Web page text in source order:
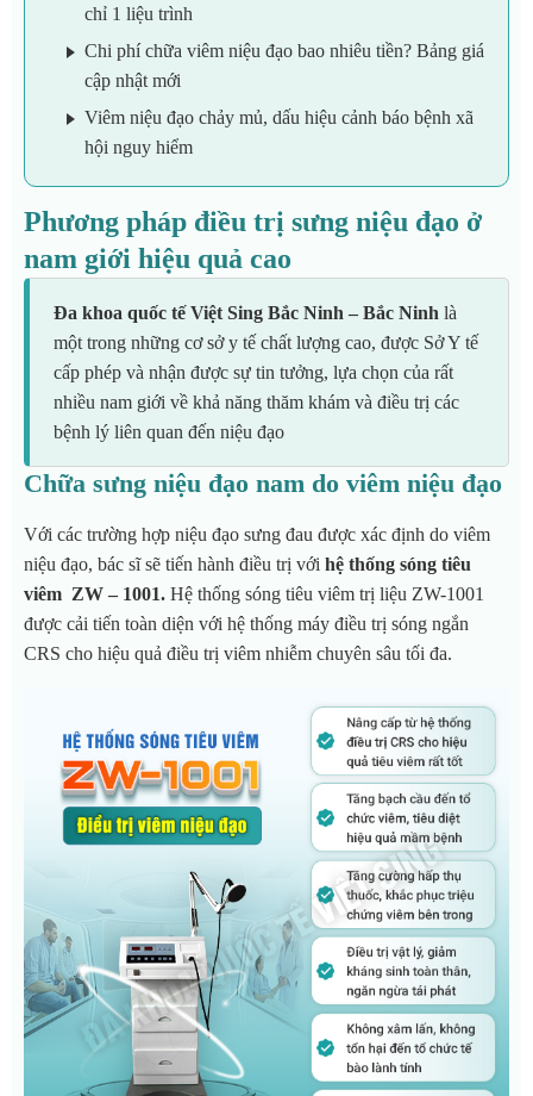
chỉ 1 liệu trình
Chi phí chữa viêm niệu đạo bao nhiêu tiền? Bảng giá
cập nhật mới
Viêm niệu đạo chảy mủ, dấu hiệu cảnh báo bệnh xã
hội nguy hiểm
Phương pháp điều trị sưng niệu đạo ở
nam giới hiệu quả cao
Đa khoa quốc tế Việt Sing Bắc Ninh – Bắc Ninh là
một trong những cơ sở y tế chất lượng cao, được Sở Y tế
cấp phép và nhận được sự tin tưởng, lựa chọn của rất
nhiều nam giới về khả năng thăm khám và điều trị các
bệnh lý liên quan đến niệu đạo
Chữa sưng niệu đạo nam do viêm niệu đạo
Với các trường hợp niệu đạo sưng đau được xác định do viêm
niệu đạo, bác sĩ sẽ tiến hành điều trị với hệ thống sóng tiêu
viêm ZW – 1001. Hệ thống sóng tiêu viêm trị liệu ZW-1001
được cải tiến toàn diện với hệ thống máy điều trị sóng ngắn
CRS cho hiệu quả điều trị viêm nhiễm chuyên sâu tối đa.